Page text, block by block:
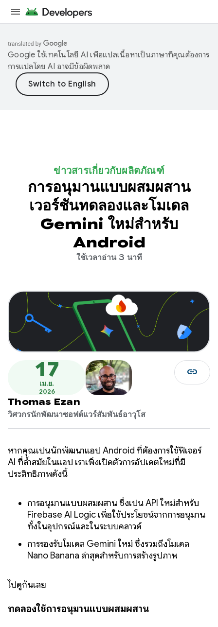
Google ใช้เทคโนโลยี AI เพื่อแปลเนื้อหาเป็นภาษาที่คุณต้องการ
การแปลโดย AI อาจมีข้อผิดพลาด
ข่าวสารเกี่ยวกับผลิตภัณฑ์
การอนุมานแบบผสมผสาน
เวอร์ชันทดลองและโมเดล
Gemini ใหม่สำหรับ
Android
ใช้เวลาอ่าน 3 นาที
17
เม.ย.
2026
Thomas Ezan
วิศวกรนักพัฒนาซอฟต์แวร์สัมพันธ์อาวุโส
link
หากคุณเป็นนักพัฒนาแอป Android ที่ต้องการใช้ฟีเจอร์
AI ที่ล้ำสมัยในแอป เราเพิ่งเปิดตัวการอัปเดตใหม่ที่มี
ประสิทธิภาพดังนี้
การอนุมานแบบผสมผสาน ซึ่งเป็น API ใหม่สำหรับ
Firebase AI Logic เพื่อใช้ประโยชน์จากการอนุมาน
ทั้งในอุปกรณ์และในระบบคลาวด์
การรองรับโมเดล Gemini ใหม่ ซึ่งรวมถึงโมเดล
Nano Banana ล่าสุดสำหรับการสร้างรูปภาพ
ไปดูกันเลย
ทดลองใช้การอนุมานแบบผสมผสาน